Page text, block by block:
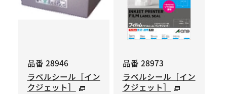
品番 28946
ラベルシール［イン
クジェット］
品番 28973
ラベルシール［イン
クジェット］